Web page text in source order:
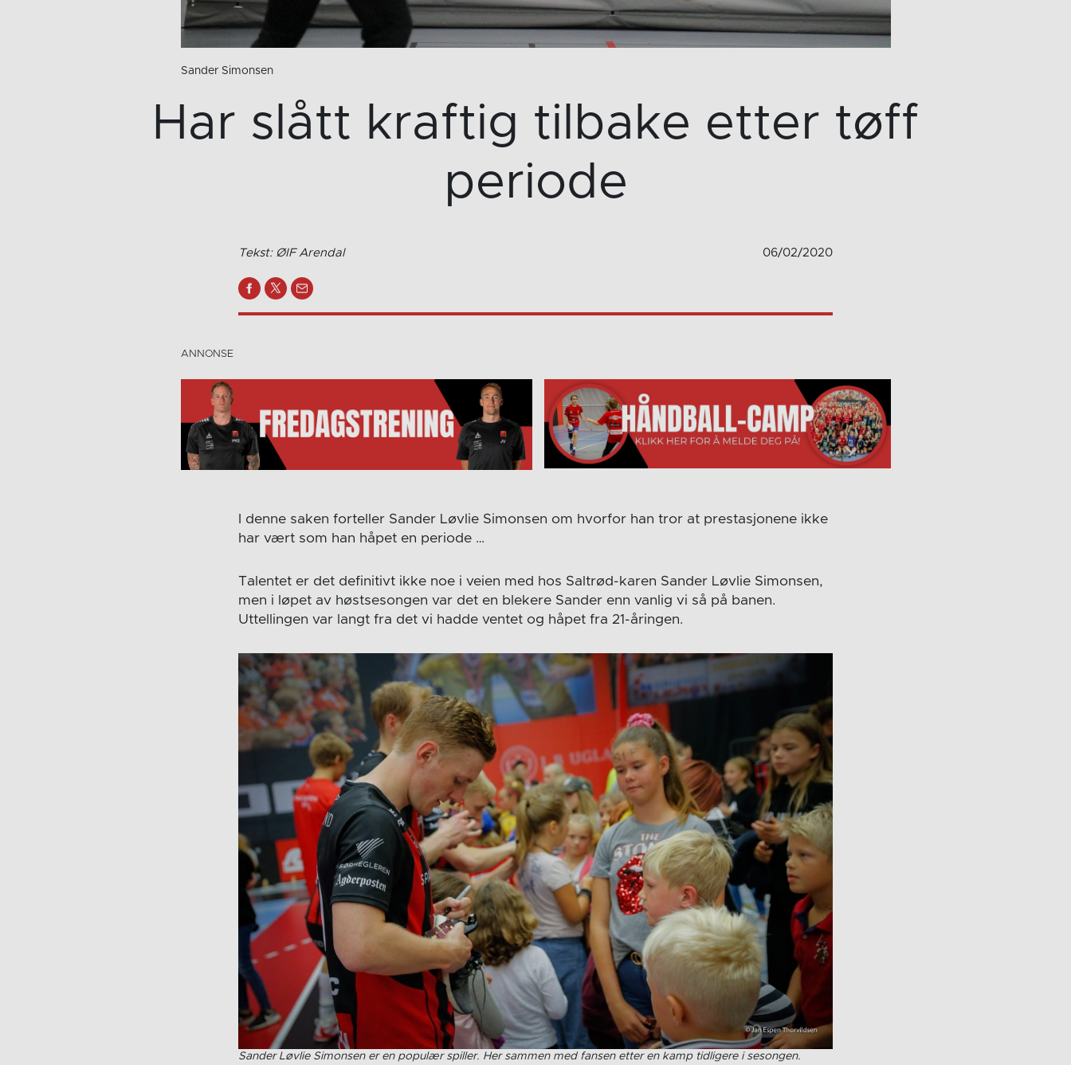
Sander Simonsen
Har slått kraftig tilbake etter tøff
periode
Tekst: ØIF Arendal 06/02/2020
I denne saken forteller Sander Løvlie Simonsen om hvorfor han tror at prestasjonene ikke
har vært som han håpet en periode …
Talentet er det definitivt ikke noe i veien med hos Saltrød-karen Sander Løvlie Simonsen,
men i løpet av høstsesongen var det en blekere Sander enn vanlig vi så på banen.
Uttellingen var langt fra det vi hadde ventet og håpet fra 21-åringen.
Sander Løvlie Simonsen er en populær spiller. Her sammen med fansen etter en kamp tidligere i sesongen.